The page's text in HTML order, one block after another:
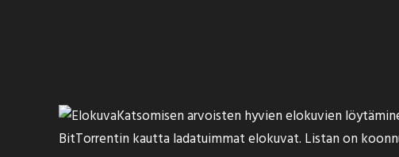
Katsomisen arvoisten hyvien elokuvien
BitTorrentin kautta ladatuimmat elokuvat. Listan on